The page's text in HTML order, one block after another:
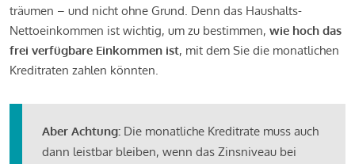
träumen – und nicht ohne Grund. Denn das Haushalts-
Nettoeinkommen ist wichtig, um zu bestimmen, wie hoch das
frei verfügbare Einkommen ist, mit dem Sie die monatlichen
Kreditraten zahlen könnten.
Aber Achtung: Die monatliche Kreditrate muss auch
dann leistbar bleiben, wenn das Zinsniveau bei